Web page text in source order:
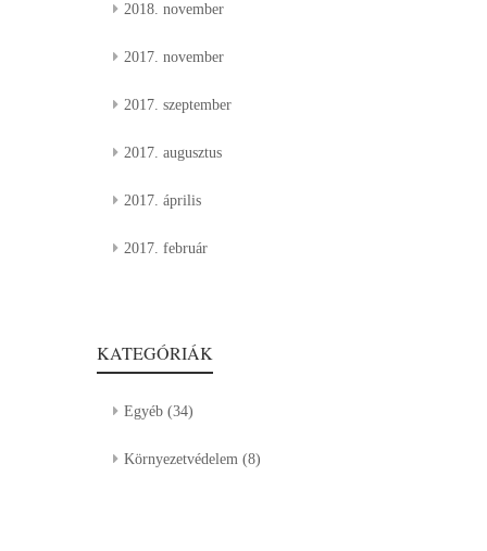
2018. november
2017. november
2017. szeptember
2017. augusztus
2017. április
2017. február
KATEGÓRIÁK
Egyéb (34)
Környezetvédelem (8)